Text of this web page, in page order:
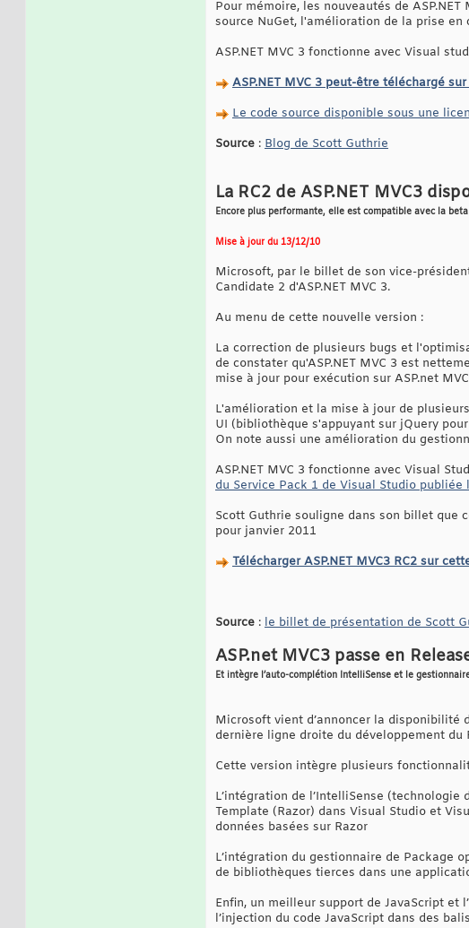
Pour mémoire, les nouveautés de
source NuGet, l'amélioration de la prise
ASP.NET MVC 3 fonctionne avec Visual
ASP.NET MVC 3 peut-être téléchargé
Le code source disponible sous une
Source : Blog de Scott Guthrie
La RC2 de ASP.NET MVC3
Encore plus performante, elle est compatible avec la
Mise à jour du 13/12/10
Microsoft, par le billet de son vice-
Candidate 2 d'ASP.NET MVC 3.
Au menu de cette nouvelle version :
La correction de plusieurs bugs et
de constater qu'ASP.NET MVC 3 est
mise à jour pour exécution sur ASP.net
L'amélioration et la mise à jour de
UI (bibliothèque s'appuyant sur jQuery
On note aussi une amélioration du
ASP.NET MVC 3 fonctionne avec Visual
du Service Pack 1 de Visual Studio publiée
Scott Guthrie souligne dans son billet que
pour janvier 2011
Télécharger ASP.NET MVC3 RC2 sur
Source : le billet de présentation de Scott
ASP.net MVC3 passe en
Et intègre l’auto-complétion IntelliSense et le
Microsoft vient d’annoncer la disponibilité
dernière ligne droite du développement du
Cette version intègre plusieurs
L’intégration de l’IntelliSense
Template (Razor) dans Visual Studio et
données basées sur Razor
L’intégration du gestionnaire de Package
de bibliothèques tierces dans une
Enfin, un meilleur support de JavaScript et
l’injection du code JavaScript dans des